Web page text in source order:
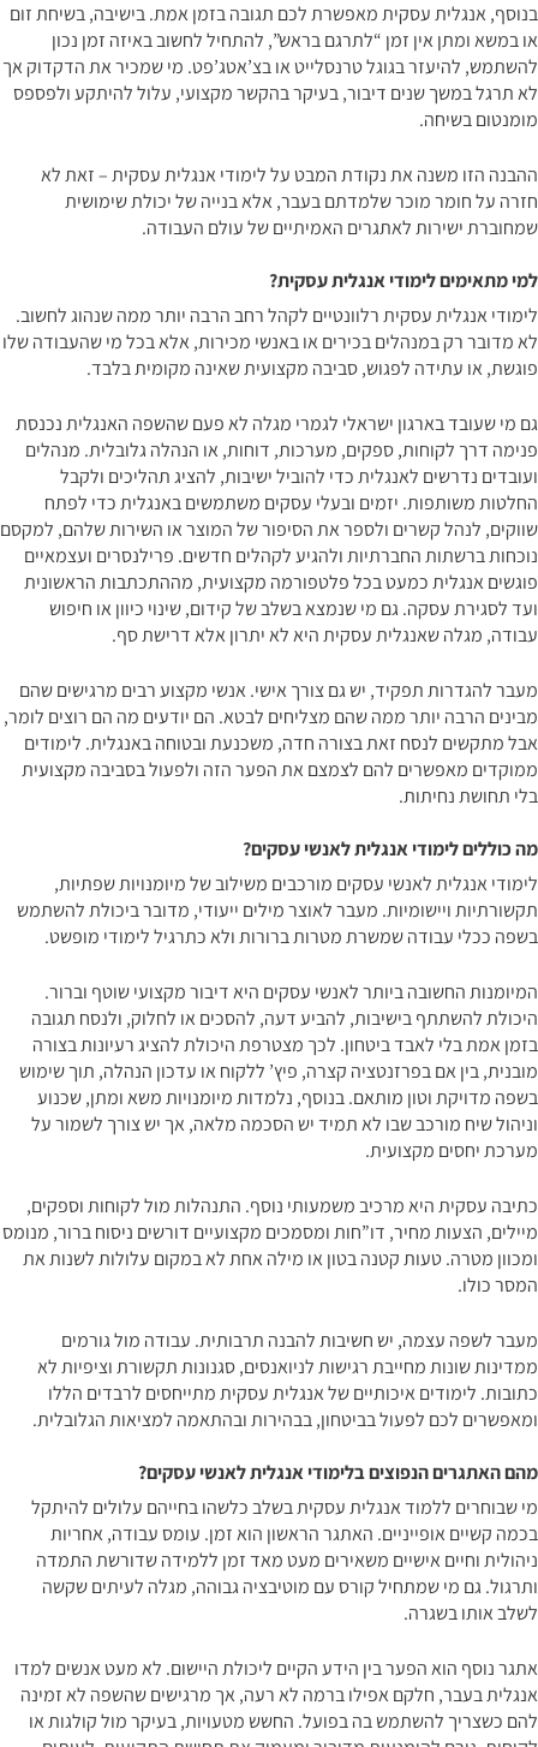
בנוסף, אנגלית עסקית מאפשרת לכם תגובה בזמן אמת. בישיבה, בשיחת זום
או במשא ומתן אין זמן “לתרגם בראש”, להתחיל לחשוב באיזה זמן נכון
להשתמש, להיעזר בגוגל טרנסלייט או בצ’אטג’פט. מי שמכיר את הדקדוק אך
לא תרגל במשך שנים דיבור, בעיקר בהקשר מקצועי, עלול להיתקע ולפספס
מומנטום בשיחה.
ההבנה הזו משנה את נקודת המבט על לימודי אנגלית עסקית – זאת לא
חזרה על חומר מוכר שלמדתם בעבר, אלא בנייה של יכולת שימושית
שמחוברת ישירות לאתגרים האמיתיים של עולם העבודה.
למי מתאימים לימודי אנגלית עסקית?
לימודי אנגלית עסקית רלוונטיים לקהל רחב הרבה יותר ממה שנהוג לחשוב.
לא מדובר רק במנהלים בכירים או באנשי מכירות, אלא בכל מי שהעבודה שלו
פוגשת, או עתידה לפגוש, סביבה מקצועית שאינה מקומית בלבד.
גם מי שעובד בארגון ישראלי לגמרי מגלה לא פעם שהשפה האנגלית נכנסת
פנימה דרך לקוחות, ספקים, מערכות, דוחות, או הנהלה גלובלית. מנהלים
ועובדים נדרשים לאנגלית כדי להוביל ישיבות, להציג תהליכים ולקבל
החלטות משותפות. יזמים ובעלי עסקים משתמשים באנגלית כדי לפתח
שווקים, לנהל קשרים ולספר את הסיפור של המוצר או השירות שלהם, למקסם
נוכחות ברשתות החברתיות ולהגיע לקהלים חדשים. פרילנסרים ועצמאיים
פוגשים אנגלית כמעט בכל פלטפורמה מקצועית, מההתכתבות הראשונית
ועד לסגירת עסקה. גם מי שנמצא בשלב של קידום, שינוי כיוון או חיפוש
עבודה, מגלה שאנגלית עסקית היא לא יתרון אלא דרישת סף.
מעבר להגדרות תפקיד, יש גם צורך אישי. אנשי מקצוע רבים מרגישים שהם
מבינים הרבה יותר ממה שהם מצליחים לבטא. הם יודעים מה הם רוצים לומר,
אבל מתקשים לנסח זאת בצורה חדה, משכנעת ובטוחה באנגלית. לימודים
ממוקדים מאפשרים להם לצמצם את הפער הזה ולפעול בסביבה מקצועית
בלי תחושת נחיתות.
מה כוללים לימודי אנגלית לאנשי עסקים?
לימודי אנגלית לאנשי עסקים מורכבים משילוב של מיומנויות שפתיות,
תקשורתיות ויישומיות. מעבר לאוצר מילים ייעודי, מדובר ביכולת להשתמש
בשפה ככלי עבודה שמשרת מטרות ברורות ולא כתרגיל לימודי מופשט.
המיומנות החשובה ביותר לאנשי עסקים היא דיבור מקצועי שוטף וברור.
היכולת להשתתף בישיבות, להביע דעה, להסכים או לחלוק, ולנסח תגובה
בזמן אמת בלי לאבד ביטחון. לכך מצטרפת היכולת להציג רעיונות בצורה
מובנית, בין אם בפרזנטציה קצרה, פיץ’ ללקוח או עדכון הנהלה, תוך שימוש
בשפה מדויקת וטון מותאם. בנוסף, נלמדות מיומנויות משא ומתן, שכנוע
וניהול שיח מורכב שבו לא תמיד יש הסכמה מלאה, אך יש צורך לשמור על
מערכת יחסים מקצועית.
כתיבה עסקית היא מרכיב משמעותי נוסף. התנהלות מול לקוחות וספקים,
מיילים, הצעות מחיר, דו”חות ומסמכים מקצועיים דורשים ניסוח ברור, מנומס
ומכוון מטרה. טעות קטנה בטון או מילה אחת לא במקום עלולות לשנות את
המסר כולו.
מעבר לשפה עצמה, יש חשיבות להבנה תרבותית. עבודה מול גורמים
ממדינות שונות מחייבת רגישות לניואנסים, סגנונות תקשורת וציפיות לא
כתובות. לימודים איכותיים של אנגלית עסקית מתייחסים לרבדים הללו
ומאפשרים לכם לפעול בביטחון, בבהירות ובהתאמה למציאות הגלובלית.
מהם האתגרים הנפוצים בלימודי אנגלית לאנשי עסקים?
מי שבוחרים ללמוד אנגלית עסקית בשלב כלשהו בחייהם עלולים להיתקל
בכמה קשיים אופייניים. האתגר הראשון הוא זמן. עומס עבודה, אחריות
ניהולית וחיים אישיים משאירים מעט מאד זמן ללמידה שדורשת התמדה
ותרגול. גם מי שמתחיל קורס עם מוטיבציה גבוהה, מגלה לעיתים שקשה
לשלב אותו בשגרה.
אתגר נוסף הוא הפער בין הידע הקיים ליכולת היישום. לא מעט אנשים למדו
אנגלית בעבר, חלקם אפילו ברמה לא רעה, אך מרגישים שהשפה לא זמינה
להם כשצריך להשתמש בה בפועל. החשש מטעויות, בעיקר מול קולגות או